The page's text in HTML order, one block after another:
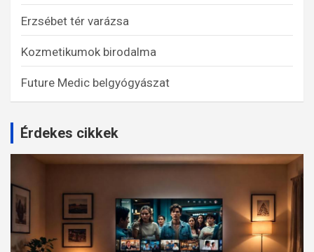
Erzsébet tér varázsa
Kozmetikumok birodalma
Future Medic belgyógyászat
Érdekes cikkek